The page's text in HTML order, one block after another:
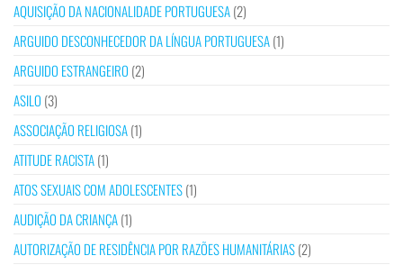
AQUISIÇÃO DA NACIONALIDADE PORTUGUESA(2)
ARGUIDO DESCONHECEDOR DA LÍNGUA PORTUGUESA(1)
ARGUIDO ESTRANGEIRO (2)
ASILO (3)
ASSOCIAÇÃO RELIGIOSA(1)
ATITUDE RACISTA(1)
ATOS SEXUAIS COM ADOLESCENTES(1)
AUDIÇÃO DA CRIANÇA(1)
AUTORIZAÇÃO DE RESIDÊNCIA POR RAZÕES HUMANITÁRIAS(2)